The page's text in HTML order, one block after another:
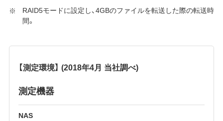
RAID5モードに設定し、4GBのファイルを転送した際の転送時
間。
【測定環境】 (2018年4月 当社調べ)
測定機器
NAS